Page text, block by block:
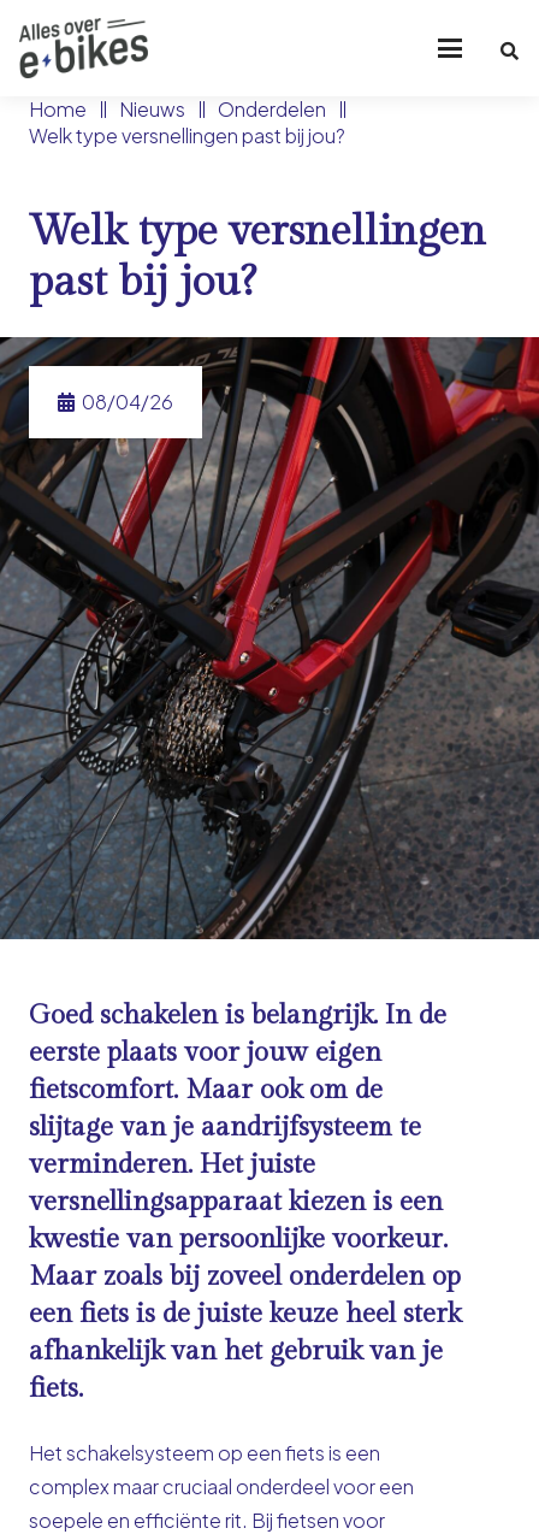
Home Nieuws
Onderdelen
Welk type versnellingen past bij jou?
Welk type versnellingen
past bij jou?
08/04/26
Goed schakelen is belangrijk. In de
eerste plaats voor jouw eigen
fietscomfort. Maar ook om de
slijtage van je aandrijfsysteem te
verminderen. Het juiste
versnellingsapparaat kiezen is een
kwestie van persoonlijke voorkeur.
Maar zoals bij zoveel onderdelen op
een fiets is de juiste keuze heel sterk
afhankelijk van het gebruik van je
fiets.
Het schakelsysteem op een fiets is een
complex maar cruciaal onderdeel voor een
soepele en efficiënte rit. Bij fietsen voor